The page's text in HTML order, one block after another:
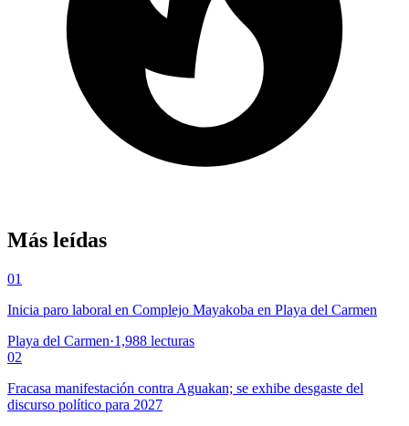
Más leídas
01
Inicia paro laboral en Complejo Mayakoba en Playa del Carmen
Playa del Carmen·1,988 lecturas
02
Fracasa manifestación contra Aguakan; se exhibe desgaste del
discurso político para 2027